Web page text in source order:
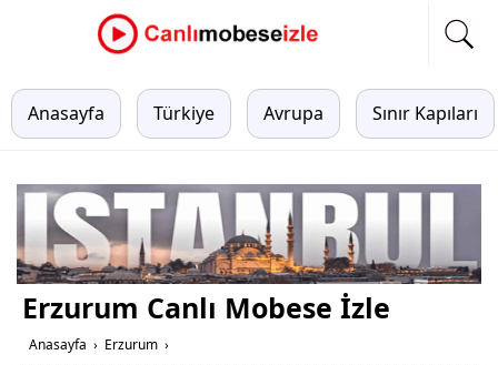
Anasayfa Türkiye Avrupa Sınır Kapıları
Erzurum Canlı Mobese İzle
Anasayfa › Erzurum ›